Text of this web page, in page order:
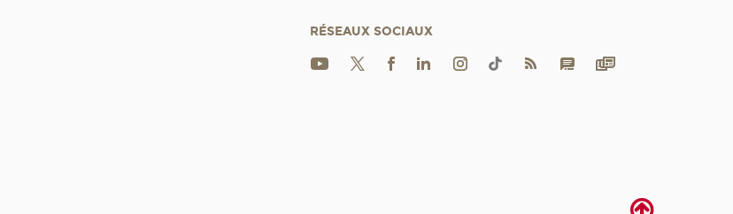
RÉSEAUX SOCIAUX